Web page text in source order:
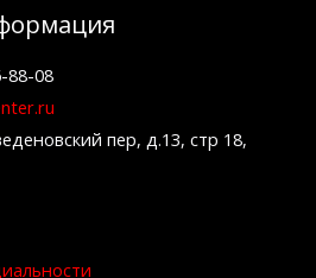
88-08
пер, д.13, стр 18,